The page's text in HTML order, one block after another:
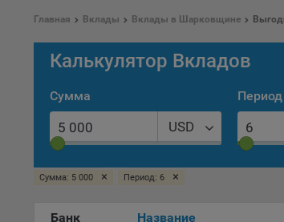
Главная Вклады Вклады в Шарковщине
Калькулятор Вкладов
Сумма
USD
Период
Сумма: 5 000 × Период: 6 ×
Банк Название